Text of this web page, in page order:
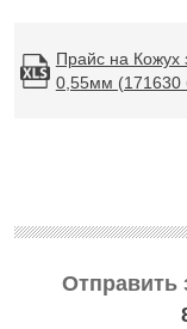
Прайс на
0,55мм (171630
Отправить